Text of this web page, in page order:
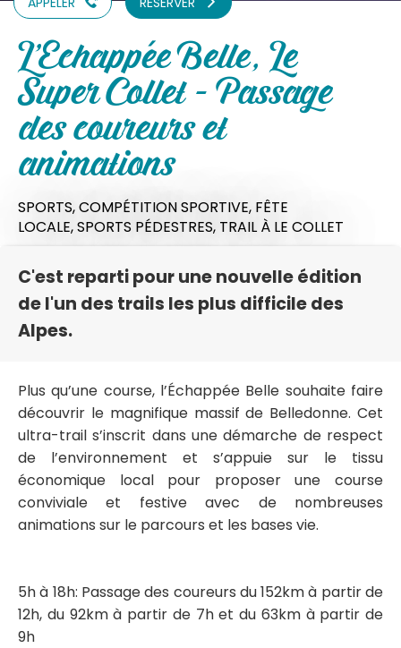
L'Echappée Belle, Le
Super Collet - Passage
des coureurs et
animations
SPORTS,COMPÉTITION SPORTIVE, FÊTE
LOCALE,SPORTS PÉDESTRES, TRAIL À LE COLLET
C'est reparti pour une nouvelle édition
de l'un des trails les plus difficile des
Alpes.
Plus qu’une course, l’Échappée Belle souhaite faire
découvrir le magnifique massif de Belledonne. Cet
ultra-trail s’inscrit dans une démarche de respect
de l’environnement et s’appuie sur le tissu
économique local pour proposer une course
conviviale et festive avec de nombreuses
animations sur le parcours et les bases vie.
5h à 18h: Passage des coureurs du 152km à partir de
12h, du 92km à partir de 7h et du 63km à partir de
9h